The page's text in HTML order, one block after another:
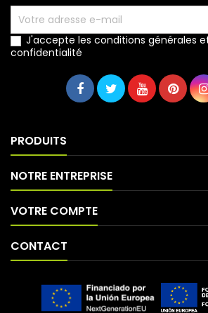
J'accepte les conditions générales
confidentialité
PRODUITS
NOTRE ENTREPRISE
VOTRE COMPTE
CONTACT